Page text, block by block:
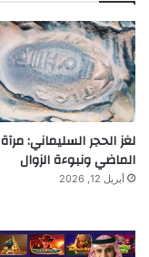
لغز الحجر السليماني: مرآة
الماضي ونبوءة الزوال
أبريل 12, 2026